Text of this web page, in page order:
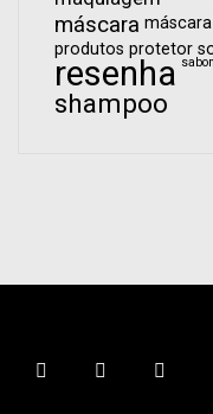
máscara
produtos protetor
resenha
shampoo